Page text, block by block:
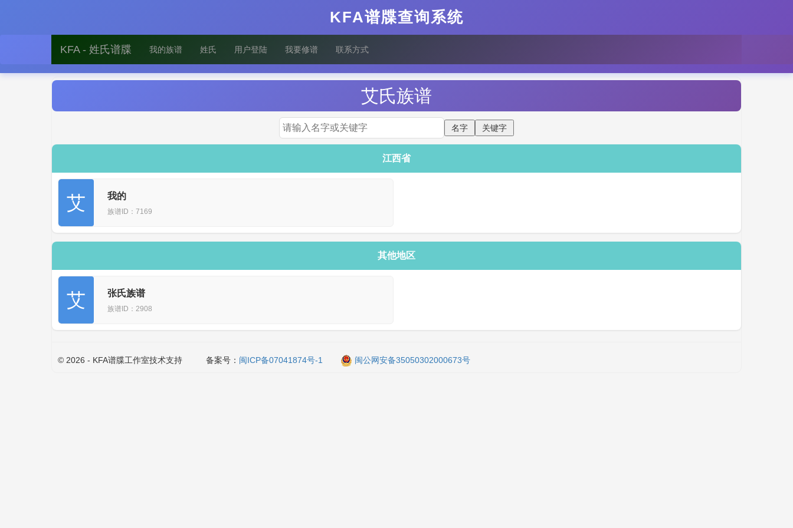
KFA谱牒查询系统
KFA - 姓氏谱牒 我的族谱 姓氏 用户登陆 我要修谱 联系方式
艾氏族谱
江西省
艾 我的
族谱ID：7169
其他地区
艾 张氏族谱
族谱ID：2908
© 2026 - KFA谱牒工作室技术支持 备案号： 闽ICP备07041874号-1 闽公网安备35050302000673号